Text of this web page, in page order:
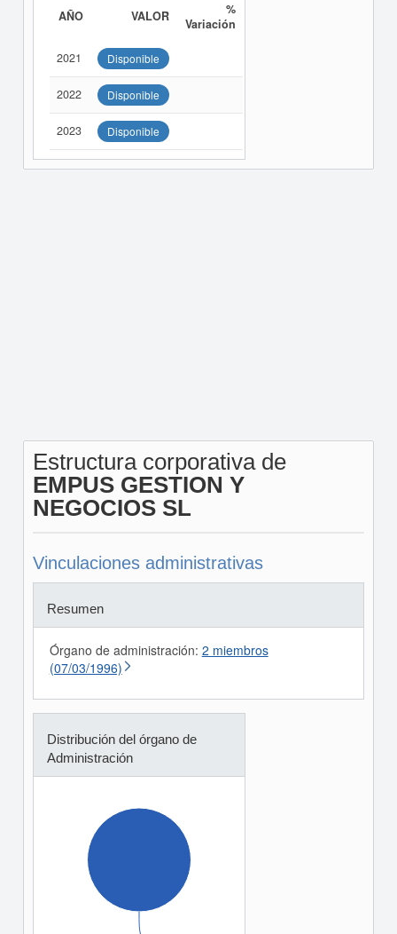
AÑO VALOR
%
Variación
2021 Disponible
2022 Disponible
2023 Disponible
Estructura corporativa de
EMPUS GESTION Y
NEGOCIOS SL
Vinculaciones administrativas
Resumen
Órgano de administración: 2 miembros
(07/03/1996)
Distribución del órgano de
Administración